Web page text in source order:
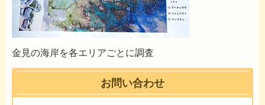
金見の海岸を各エリアごとに調査
お問い合わせ